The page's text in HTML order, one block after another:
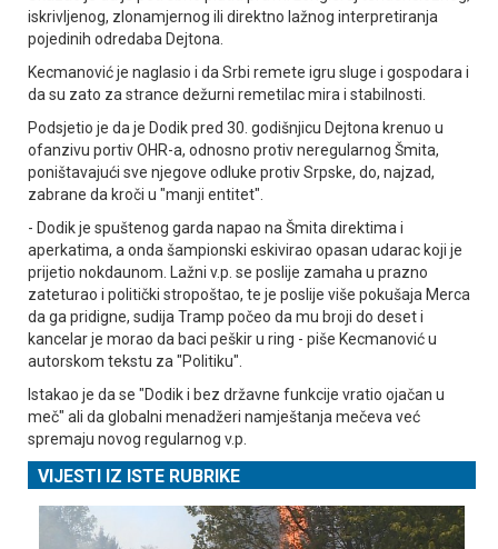
iskrivljenog, zlonamjernog ili direktno lažnog interpretiranja
pojedinih odredaba Dejtona.
Kecmanović je naglasio i da Srbi remete igru sluge i gospodara i
da su zato za strance dežurni remetilac mira i stabilnosti.
Podsjetio je da je Dodik pred 30. godišnjicu Dejtona krenuo u
ofanzivu portiv OHR-a, odnosno protiv neregularnog Šmita,
poništavajući sve njegove odluke protiv Srpske, do, najzad,
zabrane da kroči u "manji entitet".
- Dodik je spuštenog garda napao na Šmita direktima i
aperkatima, a onda šampionski eskivirao opasan udarac koji je
prijetio nokdaunom. Lažni v.p. se poslije zamaha u prazno
zateturao i politički stropoštao, te je poslije više pokušaja Merca
da ga pridigne, sudija Tramp počeo da mu broji do deset i
kancelar je morao da baci peškir u ring - piše Kecmanović u
autorskom tekstu za "Politiku".
Istakao je da se "Dodik i bez državne funkcije vratio ojačan u
meč" ali da globalni menadžeri namještanja mečeva već
spremaju novog regularnog v.p.
VIJESTI IZ ISTE RUBRIKE